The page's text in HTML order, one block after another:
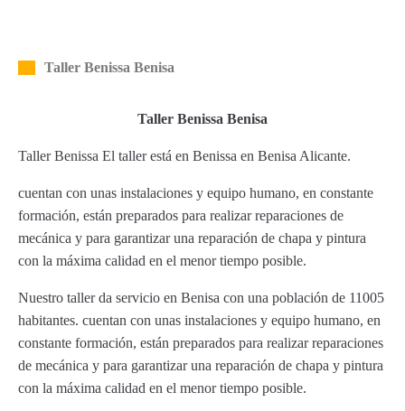
Taller Benissa Benisa
Taller Benissa Benisa
Taller Benissa El taller está en Benissa en Benisa Alicante.
cuentan con unas instalaciones y equipo humano, en constante
formación, están preparados para realizar reparaciones de
mecánica y para garantizar una reparación de chapa y pintura
con la máxima calidad en el menor tiempo posible.
Nuestro taller da servicio en Benisa con una población de 11005
habitantes. cuentan con unas instalaciones y equipo humano, en
constante formación, están preparados para realizar reparaciones
de mecánica y para garantizar una reparación de chapa y pintura
con la máxima calidad en el menor tiempo posible.